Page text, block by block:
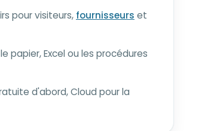
pour visiteurs, fournisseurs et
papier, Excel ou les procédures
d'abord, Cloud pour la